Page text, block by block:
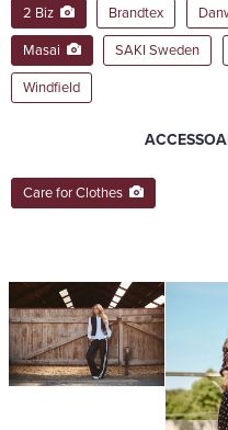
2 Biz Brandtex
Masai SAKI Sweden
Windfield
Care for Clothes